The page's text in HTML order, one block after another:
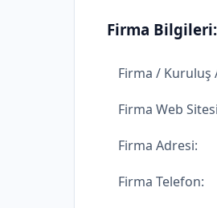
Firma Bilgileri:
Firma / Kuruluş
Firma Web
Firma Adresi:
Firma Telefon: